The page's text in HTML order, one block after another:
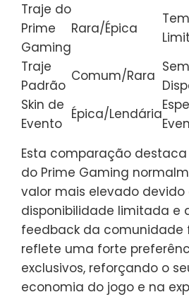
Traje do
Prime
Gaming
Rara/Épica
Traje
Padrão
Comum/Rara
Skin de
Evento
Épica/Lendária
Esta comparação
do Prime Gaming
valor mais elevado devido
disponibilidade limitada e
feedback da comunidade
reflete uma forte
exclusivos, reforçando o
economia do jogo e na